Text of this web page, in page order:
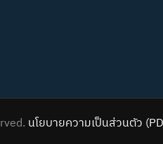
นโยบายความเป็นส่วนตัว